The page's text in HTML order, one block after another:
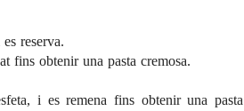
reserva.
fins obtenir una pasta cremosa.
i es remena fins obtenir una pasta